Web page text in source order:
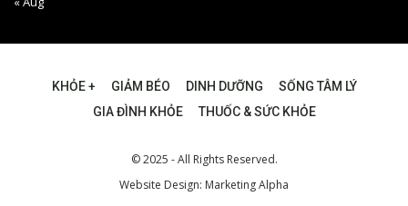
KHỎE + GIẢM BÉO DINH DƯỠNG
SỐNG TÂM LÝ
GIA ĐÌNH KHỎE
THUỐC & SỨC KHỎE
© 2025 - All Rights Reserved.
Website Design: Marketing Alpha